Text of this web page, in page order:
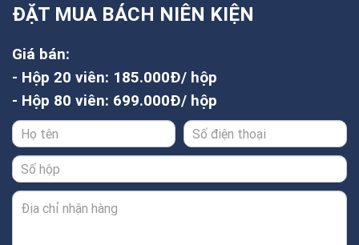
ĐẶT MUA BÁCH NIÊN KIỆN
Giá bán:
- Hộp 20 viên: 185.000Đ/ hộp
- Hộp 80 viên: 699.000Đ/ hộp